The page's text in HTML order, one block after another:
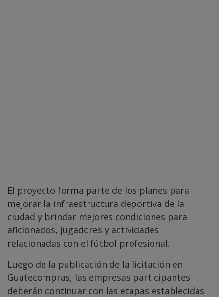
El proyecto forma parte de los planes para
mejorar la infraestructura deportiva de la
ciudad y brindar mejores condiciones para
aficionados, jugadores y actividades
relacionadas con el fútbol profesional.
Luego de la publicación de la licitación en
Guatecompras, las empresas participantes
deberán continuar con las etapas establecidas